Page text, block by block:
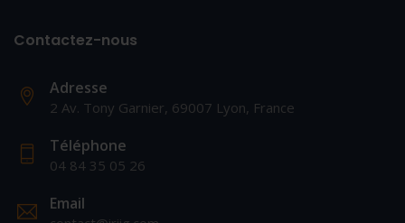
Contactez-nous
Adresse
2 Av. Tony Garnier, 69007 Lyon, France
Téléphone
04 84 35 05 26
Email